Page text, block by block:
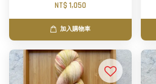
NT$ 1,050
加入購物車